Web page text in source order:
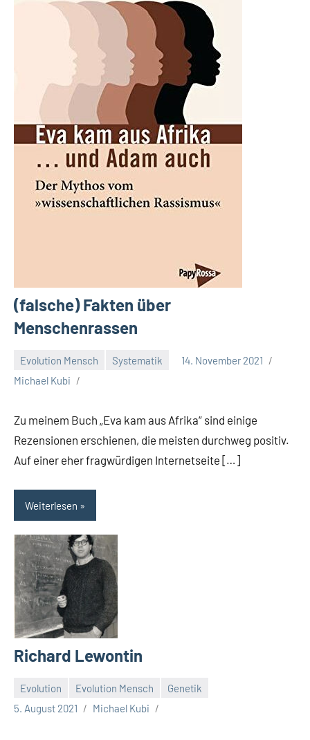
(falsche) Fakten über
Menschenrassen
Evolution Mensch Systematik
14. November 2021
Michael Kubi
Zu meinem Buch „Eva kam aus Afrika“ sind einige
Rezensionen erschienen, die meisten durchweg positiv.
Auf einer eher fragwürdigen Internetseite […]
Weiterlesen
Richard Lewontin
Evolution Evolution Mensch
Genetik
5. August 2021
Michael Kubi